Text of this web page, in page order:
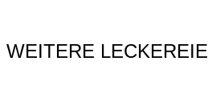
WEITERE